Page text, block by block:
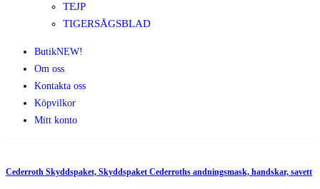
TEJP
TIGERSÅGSBLAD
ButikNEW!
Om oss
Kontakta oss
Köpvilkor
Mitt konto
Cederroth Skyddspaket, Skyddspaket Cederroths andningsmask, handskar, savett